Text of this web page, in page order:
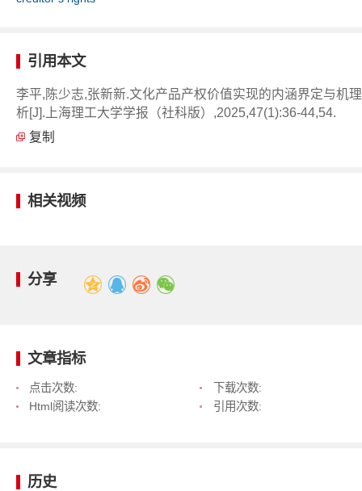
引用本文
李平,陈少志,张新新.文化产品产权价值实现的内涵界定与机
析[J].上海理工大学学报（社科版）,2025,47(1):36-44,54.
复制
相关视频
分享
文章指标
点击次数:
下载次数:
Html阅读次数:
引用次数:
历史